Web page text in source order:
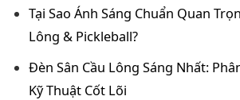
Tại Sao Ánh Sáng Chuẩn Quan
Lông & Pickleball?
Đèn Sân Cầu Lông Sáng Nhất:
Kỹ Thuật Cốt Lõi